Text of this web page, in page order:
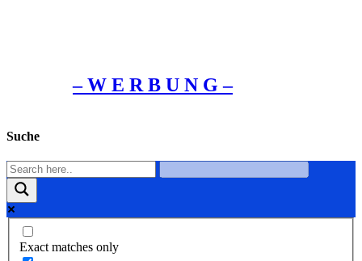
– W Ε R Β U Ν G –
Suche
Exact matches only